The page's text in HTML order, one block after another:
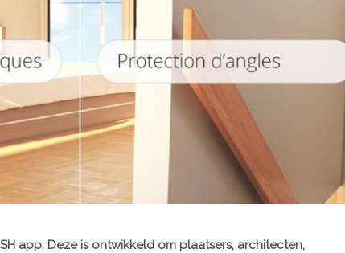
app. Deze is ontwikkeld om plaatsers, architecten,